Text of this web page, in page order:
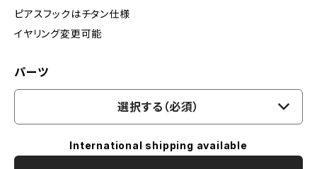
ピアスフックはチタン仕様
イヤリング変更可能
パーツ
選択する（必須）
International shipping available